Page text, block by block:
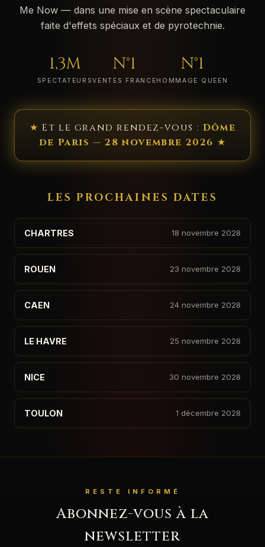
Me Now — dans une mise en scène spectaculaire
faite d'effets spéciaux et de pyrotechnie.
1,3M
SPECTATEURS
N°1
VENTES FRANCE
N°1
HOMMAGE QUEEN
★ Et le grand rendez-vous : Dôme
de Paris — 28 novembre 2026 ★
LES PROCHAINES DATES
CHARTRES 18 novembre 2028
ROUEN 23 novembre 2028
CAEN 24 novembre 2028
LE HAVRE 25 novembre 2028
NICE 30 novembre 2028
TOULON 1 décembre 2028
RESTE INFORMÉ
Abonnez-vous à la
newsletter